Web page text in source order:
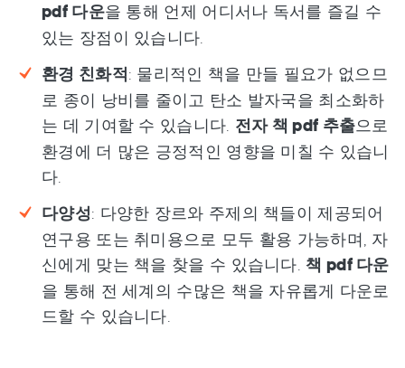
pdf 다운을 통해 언제 어디서나 독서를 즐길 수
있는 장점이 있습니다.
환경 친화적: 물리적인 책을 만들 필요가 없으므
로 종이 낭비를 줄이고 탄소 발자국을 최소화하
는 데 기여할 수 있습니다. 전자 책 pdf 추출으로
환경에 더 많은 긍정적인 영향을 미칠 수 있습니
다.
다양성: 다양한 장르와 주제의 책들이 제공되어
연구용 또는 취미용으로 모두 활용 가능하며, 자
신에게 맞는 책을 찾을 수 있습니다.책 pdf 다운
을 통해 전 세계의 수많은 책을 자유롭게 다운로
드할 수 있습니다.